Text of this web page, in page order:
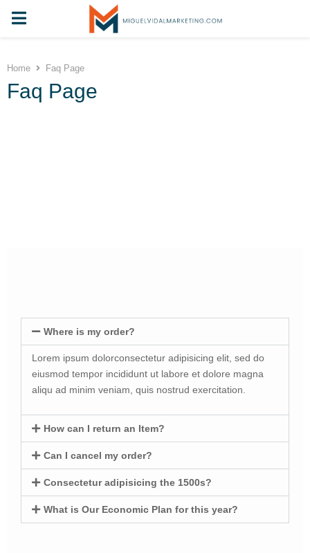
Home Faq Page
Faq Page
Where is my order?
Lorem ipsum dolorconsectetur adipisicing elit, sed do
eiusmod tempor incididunt ut labore et dolore magna
aliqu ad minim veniam, quis nostrud exercitation.
How can I return an Item?
Can I cancel my order?
Consectetur adipisicing the 1500s?
What is Our Economic Plan for this year?